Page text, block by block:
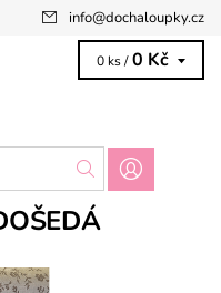
info@dochaloupky.cz
0 ks / 0 Kč